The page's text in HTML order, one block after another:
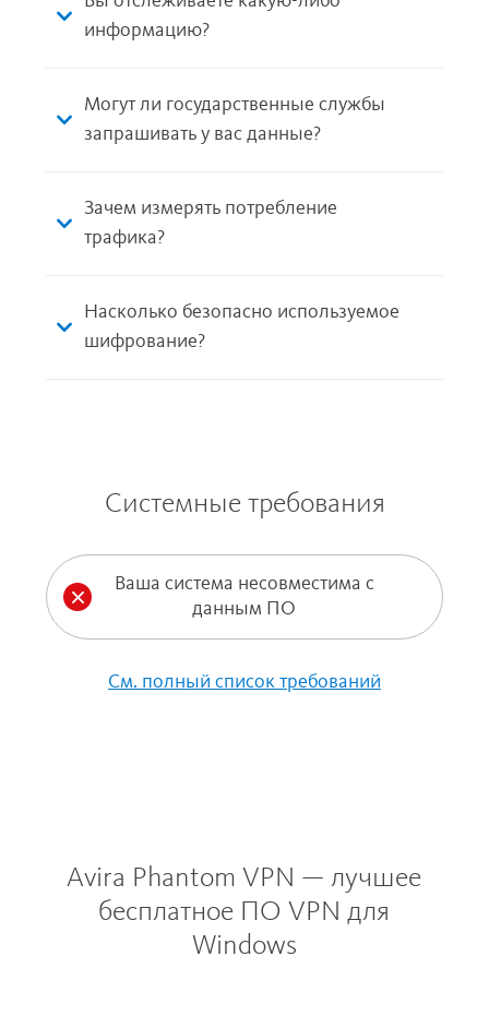
информацию?
Могут ли государственные службы
запрашивать у вас данные?
Зачем измерять потребление
трафика?
Насколько безопасно используемое
шифрование?
Системные требования
Ваша система несовместима с
данным ПО
См. полный список требований
Avira Phantom VPN — лучшее
бесплатное ПО VPN для
Windows